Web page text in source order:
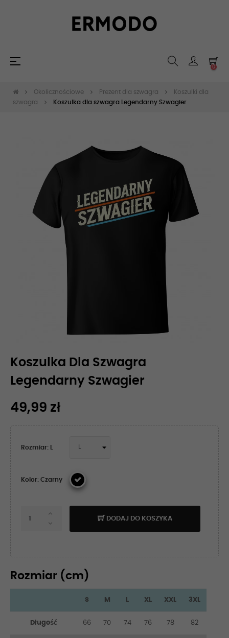
Toggle
☰
0
Okolicznościowe Prezent dla szwagra
Koszulki dla
szwagra
Koszulka dla szwagra Legendarny Szwagier
Koszulka Dla Szwagra
Legendarny Szwagier
49,99 zł
Rozmiar: L
Kolor: Czarny
DODAJ DO KOSZYKA
Rozmiar (cm)
S M L XL XXL 3XL
Długość 66 70 74 76 78 82